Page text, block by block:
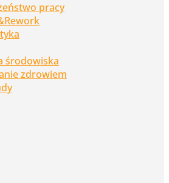
pracy
środowiska
zdrowiem